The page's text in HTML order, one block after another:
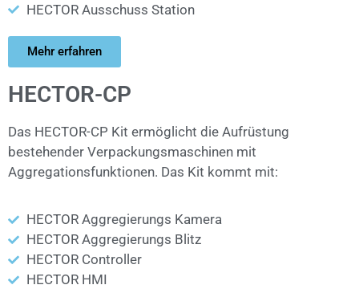
HECTOR Ausschuss Station
Mehr erfahren
HECTOR-CP
Das HECTOR-CP Kit ermöglicht die Aufrüstung
bestehender Verpackungsmaschinen mit
Aggregationsfunktionen. Das Kit kommt mit:
HECTOR Aggregierungs Kamera
HECTOR Aggregierungs Blitz
HECTOR Controller
HECTOR HMI